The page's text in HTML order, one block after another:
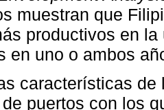
muestran que
productivos en
en uno o ambos
características
puertos con los